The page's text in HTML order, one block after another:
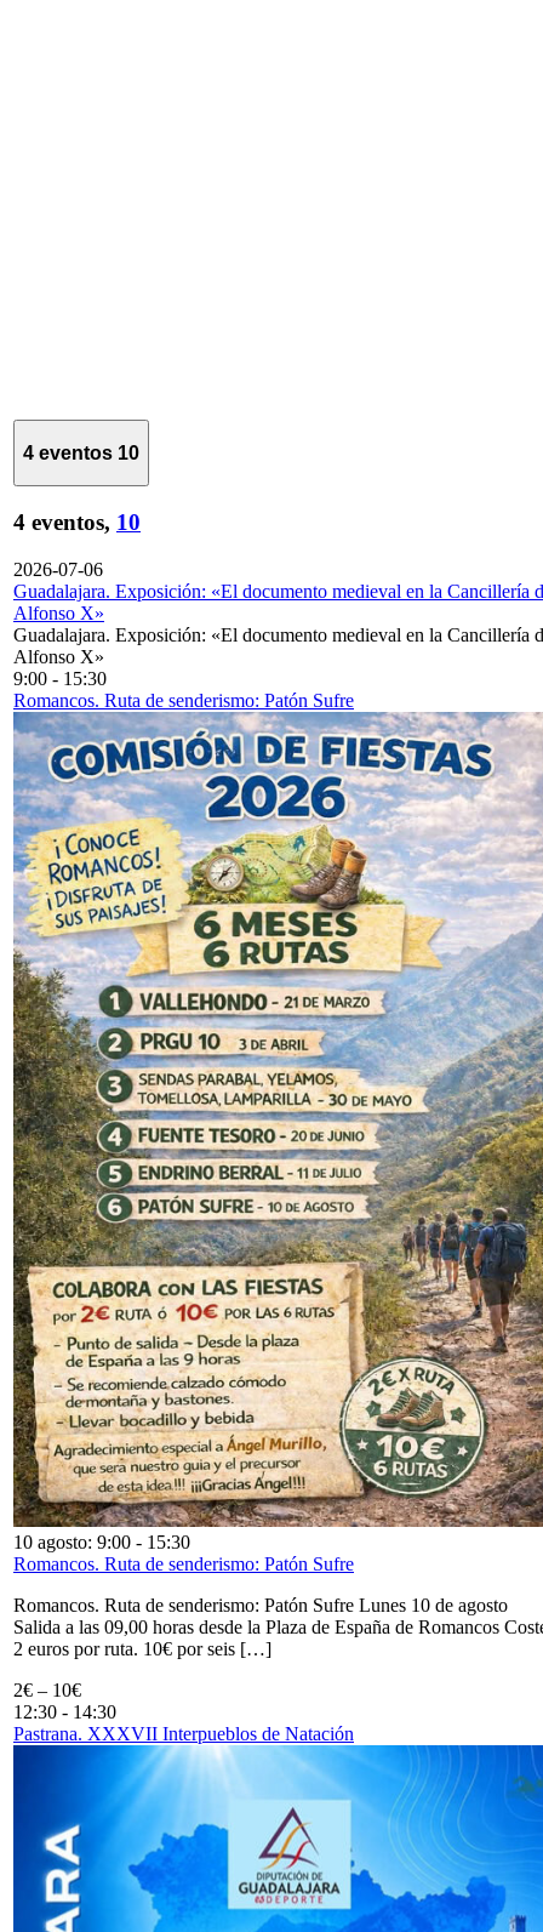
4 eventos 10
4 eventos, 10
2026-07-06
Guadalajara. Exposición: «El documento medieval en la Cancillería
Alfonso X»
Guadalajara. Exposición: «El documento medieval en la Cancillería
Alfonso X»
9:00 - 15:30
Romancos. Ruta de senderismo: Patón Sufre
10 agosto: 9:00 - 15:30
Romancos. Ruta de senderismo: Patón Sufre
Romancos. Ruta de senderismo: Patón Sufre Lunes 10 de agosto
Salida a las 09,00 horas desde la Plaza de España de Romancos
2 euros por ruta. 10€ por seis […]
2€ – 10€
12:30 - 14:30
Pastrana. XXXVII Interpueblos de Natación